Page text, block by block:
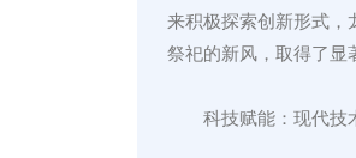
来积极探索创新形式，
祭祀的新风，取得了显
科技赋能：现代技